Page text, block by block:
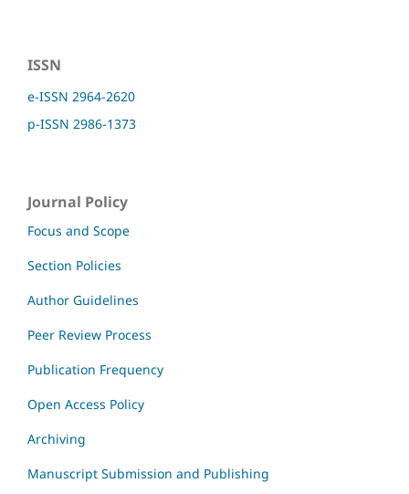
ISSN
e-ISSN 2964-2620
p-ISSN 2986-1373
Journal Policy
Focus and Scope
Section Policies
Author Guidelines
Peer Review Process
Publication Frequency
Open Access Policy
Archiving
Manuscript Submission and Publishing